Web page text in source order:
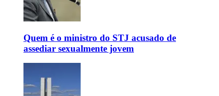
Quem é o ministro do STJ acusado de
assediar sexualmente jovem